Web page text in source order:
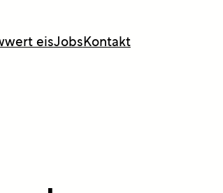
eisJobs Kontakt